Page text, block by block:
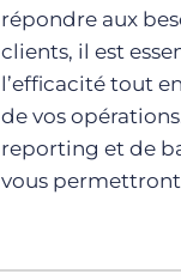
répondre aux
clients, il est
l’efficacité tout
de vos
reporting et de
vous permettront